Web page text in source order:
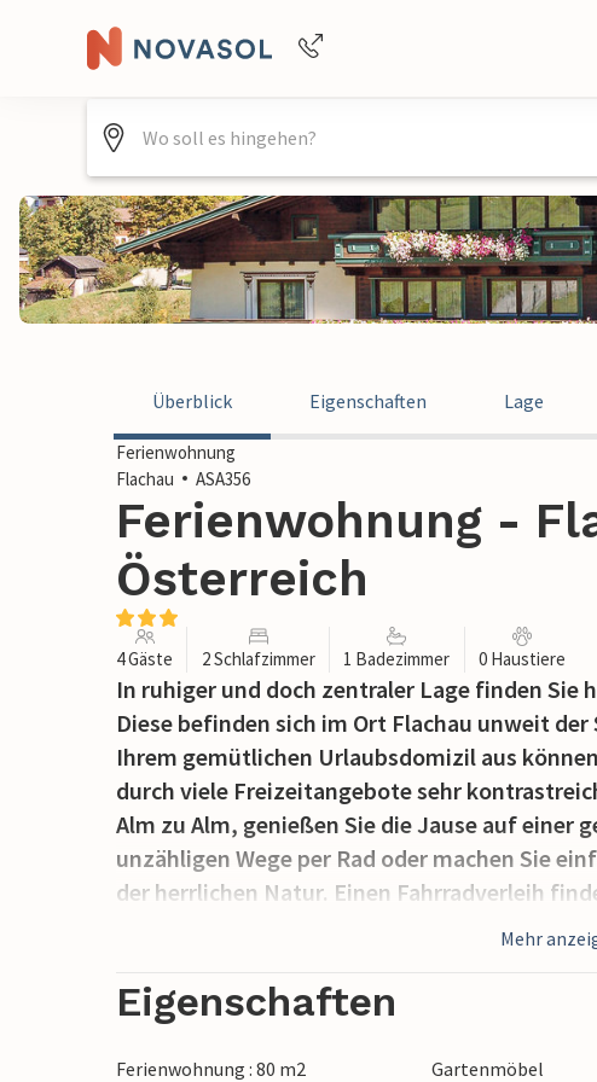
+4940688715475
Überblick Eigenschaften Lage
Ferienwohnung
Flachau
ASA356
Ferienwohnung -
Österreich
4 Gäste 2 Schlafzimmer 1 Badezimmer 0 Haustiere
In ruhiger und doch zentraler Lage finden Sie
Diese befinden sich im Ort Flachau unweit
Ihrem gemütlichen Urlaubsdomizil aus
durch viele Freizeitangebote sehr
Alm zu Alm, genießen Sie die Jause auf einer
unzähligen Wege per Rad oder machen Sie
der herrlichen Natur. Einen Fahrradverleih
Ihnen gegen Gebühr zur Verfügung. Dirket
nur 5km Entfernung finden Sie die Therme
einem ( beachten Sie bitte die Sperrzeiten!).
bis Tauchbecken, einer Dampfgrotte und
oder für den Genuß zu zweit alles vorhanden,
Mehr
Eigenschaften
Ferienwohnung : 80 m2 Gartenmöbel